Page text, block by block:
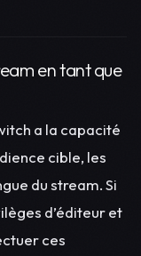
en tant que
a la capacité
cible, les
du stream. Si
d’éditeur et
ces